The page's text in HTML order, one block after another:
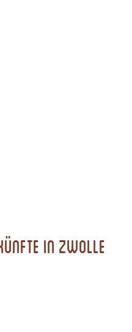
in Zwolle